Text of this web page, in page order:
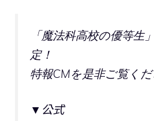
「魔法科高校の優等生
定！
特報CMを是非ご覧くだ
▼公式